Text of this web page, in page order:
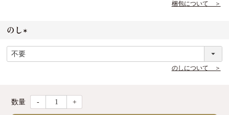
梱包について ＞
のし
(
必
のしについて ＞
- +